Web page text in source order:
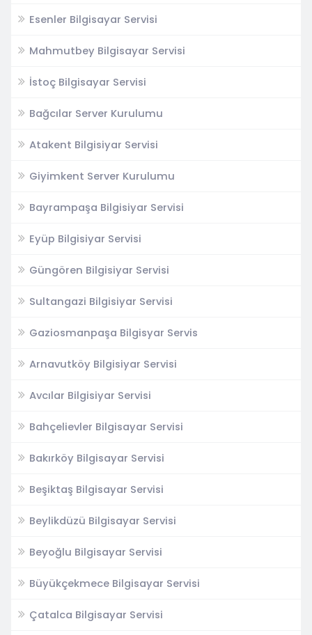
Esenler Bilgisayar Servisi
Mahmutbey Bilgisayar Servisi
İstoç Bilgisayar Servisi
Bağcılar Server Kurulumu
Atakent Bilgisiyar Servisi
Giyimkent Server Kurulumu
Bayrampaşa Bilgisiyar Servisi
Eyüp Bilgisiyar Servisi
Güngören Bilgisiyar Servisi
Sultangazi Bilgisiyar Servisi
Gaziosmanpaşa Bilgisyar Servis
Arnavutköy Bilgisiyar Servisi
Avcılar Bilgisiyar Servisi
Bahçelievler Bilgisayar Servisi
Bakırköy Bilgisayar Servisi
Beşiktaş Bilgisayar Servisi
Beylikdüzü Bilgisayar Servisi
Beyoğlu Bilgisayar Servisi
Büyükçekmece Bilgisayar Servisi
Çatalca Bilgisayar Servisi